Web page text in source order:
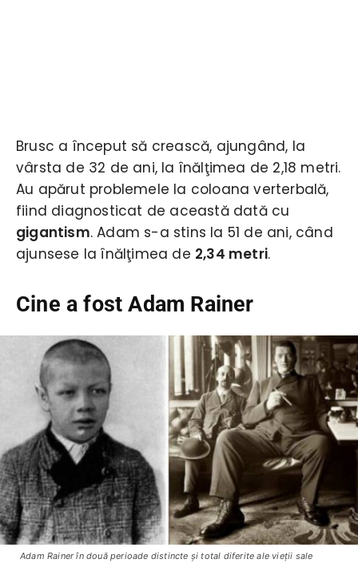
Brusc a început să crească, ajungând, la
vârsta de 32 de ani, la înălţimea de 2,18 metri.
Au apărut problemele la coloana verterbală,
fiind diagnosticat de această dată cu
gigantism. Adam s-a stins la 51 de ani, când
ajunsese la înălţimea de 2,34 metri.
Cine a fost Adam Rainer
Adam Rainer în două perioade distincte şi total diferite ale vieţii sale